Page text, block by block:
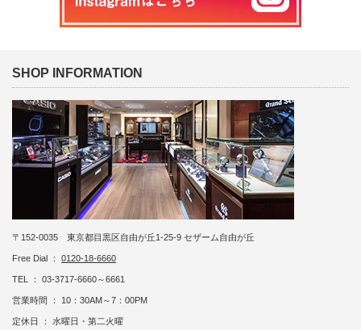
SHOP INFORMATION
〒152-0035 東京都目黒区自由が丘1-25-9 セザーム自由が丘
Free Dial ： 0120-18-6660
TEL ： 03-3717-6660～6661
営業時間 ： 10：30AM～7：00PM
定休日 ： 水曜日・第二火曜